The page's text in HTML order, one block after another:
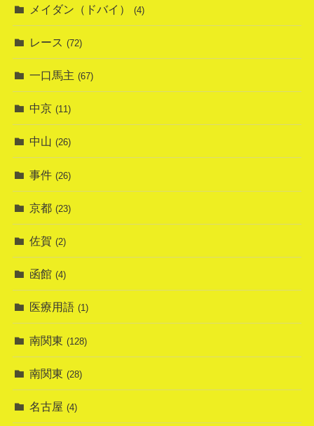
メイダン（ドバイ） (4)
レース (72)
一口馬主 (67)
中京 (11)
中山 (26)
事件 (26)
京都 (23)
佐賀 (2)
函館 (4)
医療用語 (1)
南関東 (128)
南関東 (28)
名古屋 (4)